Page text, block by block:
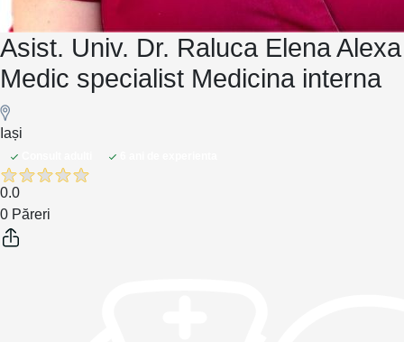
Asist. Univ. Dr. Raluca Elena Alexa
Medic specialist Medicina interna
Iași
0.0
0 Păreri